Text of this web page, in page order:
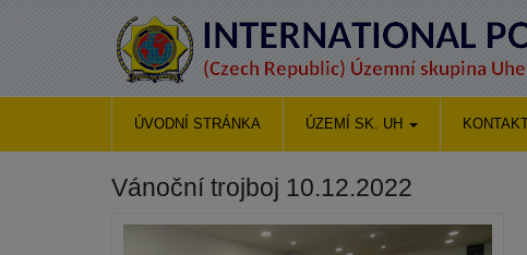
ÚVODNÍ STRÁNKA ÚZEMÍ SK. UH
Vánoční trojboj 10.12.2022